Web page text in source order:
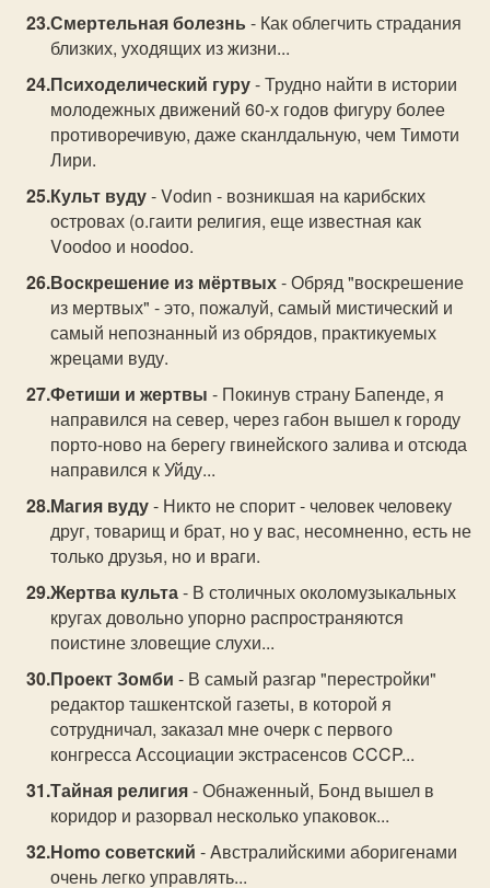
Смертельная болезнь - Как облегчить страдания
близких, уходящих из жизни...
Психоделический гуру- Трудно найти в истории
молодежных движений 60-х годов фигуру более
противоречивую, даже сканлдальную, чем Тимоти
Лири.
Культ вуду- Vоdиn - возникшая на карибских
островах (о.гаити религия, еще известная как
Vооdоо и нооdоо.
Воскрешение из мёртвых- Обряд "воскрешение
из мертвых" - это, пожалуй, самый мистический и
самый непознанный из обрядов, практикуемых
жрецами вуду.
Фетиши и жертвы - Покинув страну Бапенде, я
направился на север, через габон вышел к городу
порто-ново на берегу гвинейского залива и отсюда
направился к Уйду...
Магия вуду- Никто не спорит - человек человеку
друг, товарищ и брат, но у вас, несомненно, есть не
только друзья, но и враги.
Жертва культа- В столичных околомузыкальных
кругах довольно упорно распространяются
поистине зловещие слухи...
Проект Зомби - В самый разгар "перестройки"
редактор ташкентской газеты, в которой я
сотрудничал, заказал мне очерк с первого
конгресса Aссоциации экстрасенсов CCCP...
Тайная религия- Обнаженный, Бонд вышел в
коридор и разорвал несколько упаковок...
Ноmо советский - Aвстралийскими аборигенами
очень легко управлять...